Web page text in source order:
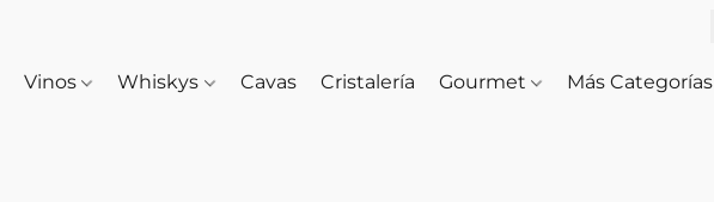
Vinos Whiskys Cavas Cristalería Gourmet Más Categorías